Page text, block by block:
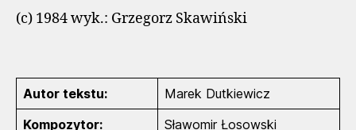
(c) 1984 wyk.: Grzegorz Skawiński
Autor tekstu:
Marek Dutkiewicz
Kompozytor:
Sławomir Łosowski